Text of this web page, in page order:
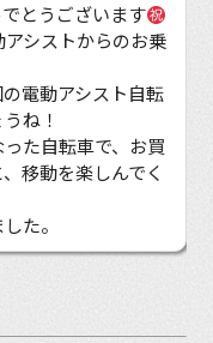
とうございます
シストからのお乗
電動アシスト自転
ね！
た自転車で、お買
移動を楽しんでく
た。